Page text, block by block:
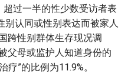
过一半的性少数受访者表
别认同或性别表达而被家人
跨性别群体生存现况调
父母或监护人知道身份的
”的比例为11.9%。